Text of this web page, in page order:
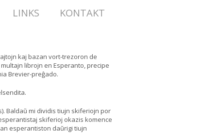
LINKS KONTAKT
kaj bazan vort-trezoron de
librojn en Esperanto, precipe
Brevier-preĝado.
Baldaŭ mi dividis tiujn skiferiojn por
skiferioj okazis komence
esperantiston daŭrigi tiujn